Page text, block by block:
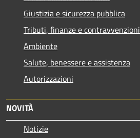
Giustizia e sicurezza pubblica
Tributi, finanze e contravvenzioni
Ambiente
Salute, benessere e assistenza
Autorizzazioni
NOVITÀ
Notizie